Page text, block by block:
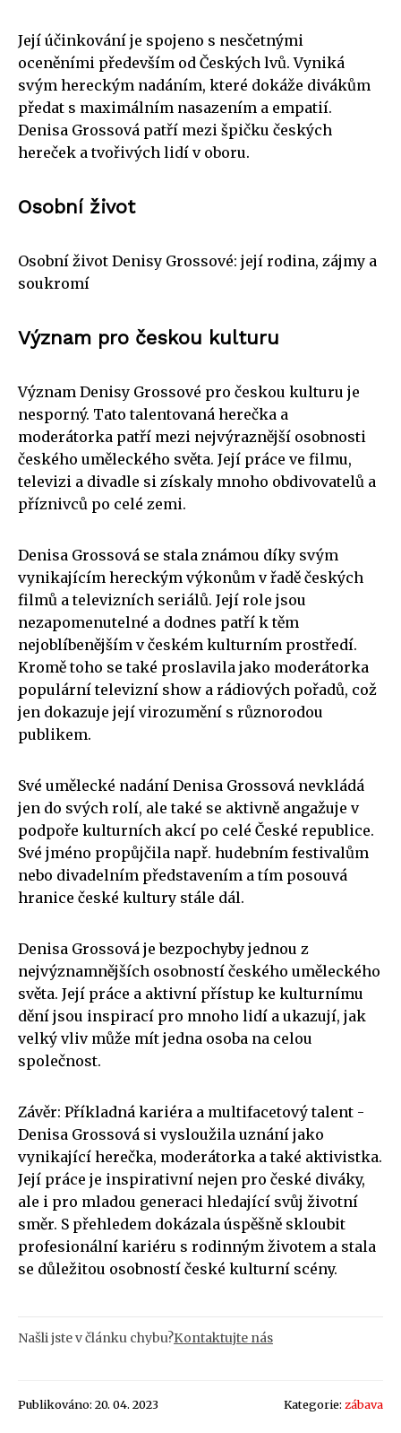
Její účinkování je spojeno s nesčetnými
oceněními především od Českých lvů. Vyniká
svým hereckým nadáním, které dokáže divákům
předat s maximálním nasazením a empatií.
Denisa Grossová patří mezi špičku českých
hereček a tvořivých lidí v oboru.
Osobní život
Osobní život Denisy Grossové: její rodina, zájmy a
soukromí
Význam pro českou kulturu
Význam Denisy Grossové pro českou kulturu je
nesporný. Tato talentovaná herečka a
moderátorka patří mezi nejvýraznější osobnosti
českého uměleckého světa. Její práce ve filmu,
televizi a divadle si získaly mnoho obdivovatelů a
příznivců po celé zemi.
Denisa Grossová se stala známou díky svým
vynikajícím hereckým výkonům v řadě českých
filmů a televizních seriálů. Její role jsou
nezapomenutelné a dodnes patří k těm
nejoblíbenějším v českém kulturním prostředí.
Kromě toho se také proslavila jako moderátorka
populární televizní show a rádiových pořadů, což
jen dokazuje její virozumění s různorodou
publikem.
Své umělecké nadání Denisa Grossová nevkládá
jen do svých rolí, ale také se aktivně angažuje v
podpoře kulturních akcí po celé České republice.
Své jméno propůjčila např. hudebním festivalům
nebo divadelním představením a tím posouvá
hranice české kultury stále dál.
Denisa Grossová je bezpochyby jednou z
nejvýznamnějších osobností českého uměleckého
světa. Její práce a aktivní přístup ke kulturnímu
dění jsou inspirací pro mnoho lidí a ukazují, jak
velký vliv může mít jedna osoba na celou
společnost.
Závěr: Příkladná kariéra a multifacetový talent -
Denisa Grossová si vysloužila uznání jako
vynikající herečka, moderátorka a také aktivistka.
Její práce je inspirativní nejen pro české diváky,
ale i pro mladou generaci hledající svůj životní
směr. S přehledem dokázala úspěšně skloubit
profesionální kariéru s rodinným životem a stala
se důležitou osobností české kulturní scény.
Našli jste v článku chybu?Kontaktujte nás
Publikováno: 20. 04. 2023 Kategorie: zábava